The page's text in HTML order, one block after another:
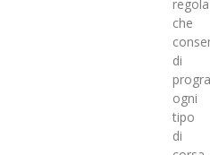
che
di
ogni
tipo
di